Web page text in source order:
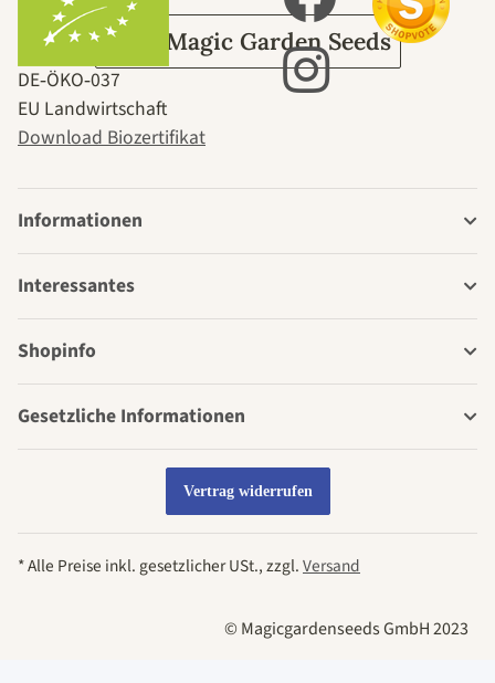
Über Magic Garden Seeds
DE‑ÖKO‑037
EU Landwirtschaft
Download Biozertifikat
Informationen
Interessantes
Shopinfo
Gesetzliche Informationen
Vertrag widerrufen
* Alle Preise inkl. gesetzlicher USt., zzgl.Versand
© Magicgardenseeds GmbH 2023